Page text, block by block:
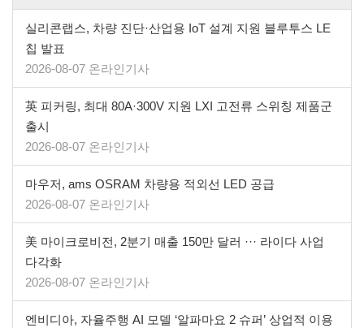
실리콘랩스, 차량 진단·산업용 IoT 설계 지원 블루투스 LE
칩 발표
2026-08-07 온라인기사
英 피커링, 최대 80A·300V 지원 LXI 고전류 스위칭 제품군
출시
2026-08-07 온라인기사
마우저, ams OSRAM 차량용 적외선 LED 공급
2026-08-07 온라인기사
美 마이크로비전, 2분기 매출 150만 달러 ··· 라이다 사업
다각화
2026-08-07 온라인기사
엔비디아, 자율주행 AI 모델 ‘알파마요 2 슈퍼’ 상업적 이용